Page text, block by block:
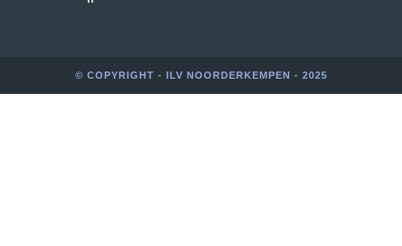
© COPYRIGHT - ILV NOORDERKEMPEN - 2025